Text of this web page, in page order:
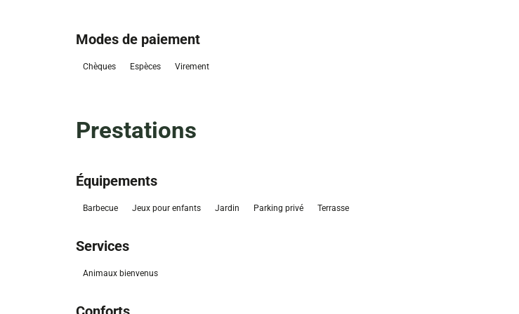
Modes de paiement
Chèques Espèces Virement
Prestations
Équipements
Barbecue Jeux pour enfants Jardin Parking privé Terrasse
Services
Animaux bienvenus